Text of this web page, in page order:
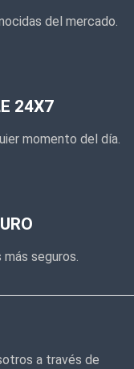
del mercado.
24X7
momento del día.
seguros.
a través de